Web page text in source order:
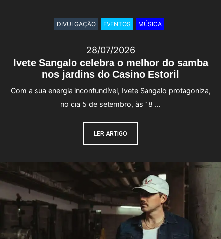
Ivete Sangalo celebra o melhor do samba
nos jardins do Casino Estoril
28/07/2026
Com a sua energia inconfundível, Ivete Sangalo protagoniza,
no dia 5 de setembro, às 18 …
LER ARTIGO
DIVULGAÇÃO EVENTOS MÚSICA